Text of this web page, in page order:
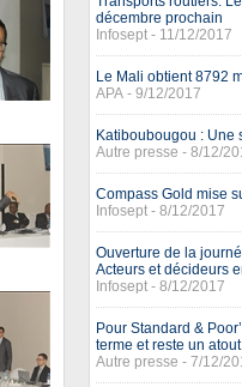
décembre prochain
Infosept - 11/12/2017
Le Mali obtient 8792
APA - 9/12/2017
Katiboubougou : Une
Autre presse - 8/12/
Compass Gold mise
Infosept - 8/12/2017
Ouverture de la
Acteurs et décideurs
Infosept - 8/12/2017
Pour Standard &
terme et reste un
Autre presse - 7/12/